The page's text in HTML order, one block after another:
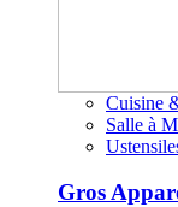
Cuisine
Salle à
Gros